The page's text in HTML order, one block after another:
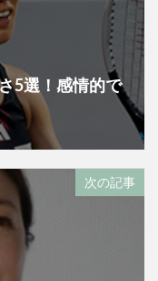
5選！感情的で
次の記事